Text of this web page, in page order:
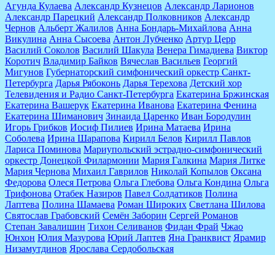
Агунда Кулаева Александр Кузнецов Александр Ларионов
Александр Парецкий Александр Полковников Александр
Чернов Альберт Жалилов Анна Бондарь-Михайлова Анна
Викулина Анна Сысоева Антон Лубченко Артур Церр
Василий Соколов Василий Шакула Венера Гимадиева Виктор
Коротич Владимир Байков Вячеслав Васильев Георгий
Мигунов Губернаторский симфонический оркестр Санкт-
Петербурга Дарья Рябоконь Дарья Терехова Детский хор
Телевидения и Радио Санкт-Петербурга Екатерина Бржинская
Екатерина Вашерук Екатерина Иванова Екатерина Фенина
Екатерина Шиманович Зинаида Царенко Иван Бородулин
Игорь Грибков Иосиф Пилиев Ирина Матаева Ирина
Соболева Ирина Шарапова Кирилл Белов Кирилл Павлов
Лариса Поминова Мариупольский эстрадно-симфонический
оркестр Донецкой Филармонии Мария Галкина Мария Литке
Мария Чернова Михаил Гаврилов Николай Копылов Оксана
Федорова Олеся Петрова Ольга Глебова Ольга Кондина Ольга
Трифонова Отабек Назиров Павел Солдатиков Полина
Лаптева Полина Шамаева Роман Широких Светлана Шилова
Святослав Грабовский Семён Заборин Сергей Романов
Степан Завалишин Тихон Селиванов Фидан Фрай Чжао
Юнхон Юлия Мазурова Юрий Лаптев Яна Гранквист Ярамир
Низамутдинов Ярослава Сердобольская